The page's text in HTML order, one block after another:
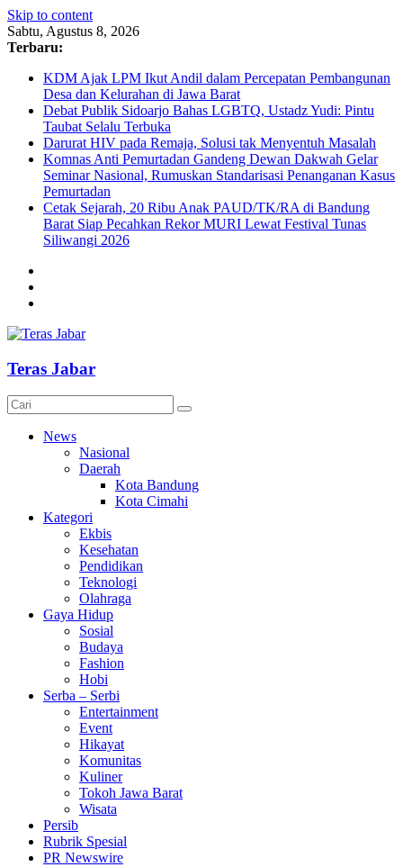
Skip to content
Sabtu, Agustus 8, 2026
Terbaru:
KDM Ajak LPM Ikut Andil dalam Percepatan Pembangunan
Desa dan Kelurahan di Jawa Barat
Debat Publik Sidoarjo Bahas LGBTQ, Ustadz Yudi: Pintu
Taubat Selalu Terbuka
Darurat HIV pada Remaja, Solusi tak Menyentuh Masalah
Komnas Anti Pemurtadan Gandeng Dewan Dakwah Gelar
Seminar Nasional, Rumuskan Standarisasi Penanganan Kasus
Pemurtadan
Cetak Sejarah, 20 Ribu Anak PAUD/TK/RA di Bandung
Barat Siap Pecahkan Rekor MURI Lewat Festival Tunas
Siliwangi 2026
Teras Jabar
News
Nasional
Daerah
Kota Bandung
Kota Cimahi
Kategori
Ekbis
Kesehatan
Pendidikan
Teknologi
Olahraga
Gaya Hidup
Sosial
Budaya
Fashion
Hobi
Serba – Serbi
Entertainment
Event
Hikayat
Komunitas
Kuliner
Tokoh Jawa Barat
Wisata
Persib
Rubrik Spesial
PR Newswire